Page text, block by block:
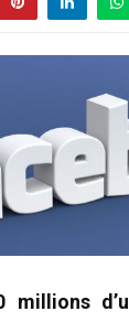
millions